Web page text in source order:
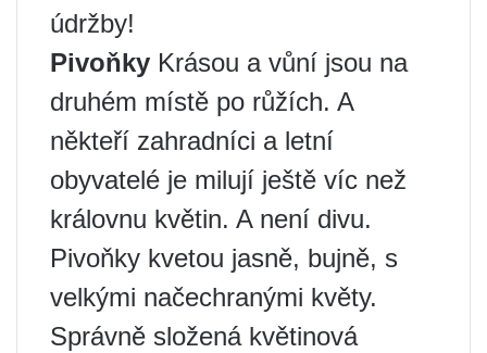
údržby!
Pivoňky Krásou a vůní jsou na
druhém místě po růžích. A
někteří zahradníci a letní
obyvatelé je milují ještě víc než
královnu květin. A není divu.
Pivoňky kvetou jasně, bujně, s
velkými načechranými květy.
Správně složená květinová